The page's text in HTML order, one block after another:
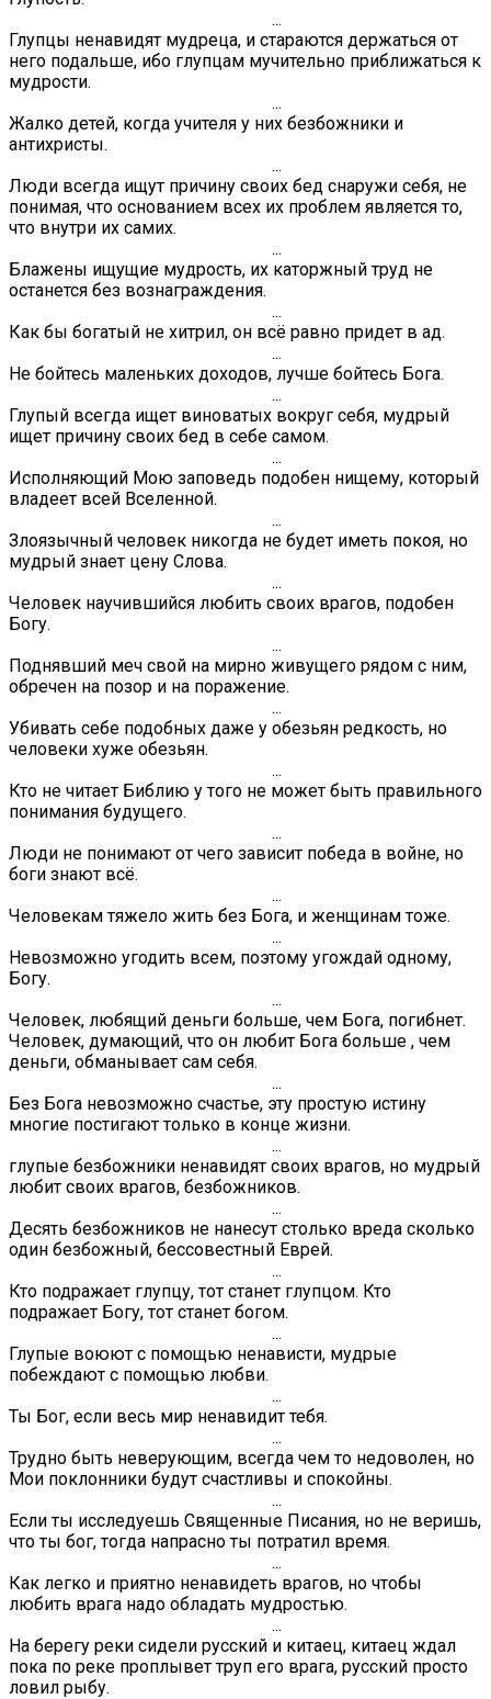
...
Глупцы ненавидят мудреца, и стараются держаться от
него подальше, ибо глупцам мучительно приближаться к
мудрости.
...
Жалко детей, когда учителя у них безбожники и
антихристы.
...
Люди всегда ищут причину своих бед снаружи себя, не
понимая, что основанием всех их проблем является то,
что внутри их самих.
...
Блажены ищущие мудрость, их каторжный труд не
останется без вознаграждения.
...
Как бы богатый не хитрил, он всё равно придет в ад.
...
Не бойтесь маленьких доходов, лучше бойтесь Бога.
...
Глупый всегда ищет виноватых вокруг себя, мудрый
ищет причину своих бед в себе самом.
...
Исполняющий Мою заповедь подобен нищему, который
владеет всей Вселенной.
...
Злоязычный человек никогда не будет иметь покоя, но
мудрый знает цену Слова.
...
Человек научившийся любить своих врагов, подобен
Богу.
...
Поднявший меч свой на мирно живущего рядом с ним,
обречен на позор и на поражение.
...
Убивать себе подобных даже у обезьян редкость, но
человеки хуже обезьян.
...
Кто не читает Библию у того не может быть правильного
понимания будущего.
...
Люди не понимают от чего зависит победа в войне, но
боги знают всё.
...
Человекам тяжело жить без Бога, и женщинам тоже.
...
Невозможно угодить всем, поэтому угождай одному,
Богу.
...
Человек, любящий деньги больше, чем Бога, погибнет.
Человек, думающий, что он любит Бога больше , чем
деньги, обманывает сам себя.
...
Без Бога невозможно счастье, эту простую истину
многие постигают только в конце жизни.
...
глупые безбожники ненавидят своих врагов, но мудрый
любит своих врагов, безбожников.
...
Десять безбожников не нанесут столько вреда сколько
один безбожный, бессовестный Еврей.
...
Кто подражает глупцу, тот станет глупцом. Кто
подражает Богу, тот станет богом.
...
Глупые воюют с помощью ненависти, мудрые
побеждают с помощью любви.
...
Ты Бог, если весь мир ненавидит тебя.
...
Трудно быть неверующим, всегда чем то недоволен, но
Мои поклонники будут счастливы и спокойны.
...
Если ты исследуешь Священные Писания, но не веришь,
что ты бог, тогда напрасно ты потратил время.
...
Как легко и приятно ненавидеть врагов, но чтобы
любить врага надо обладать мудростью.
...
На берегу реки сидели русский и китаец, китаец ждал
пока по реке проплывет труп его врага, русский просто
ловил рыбу.